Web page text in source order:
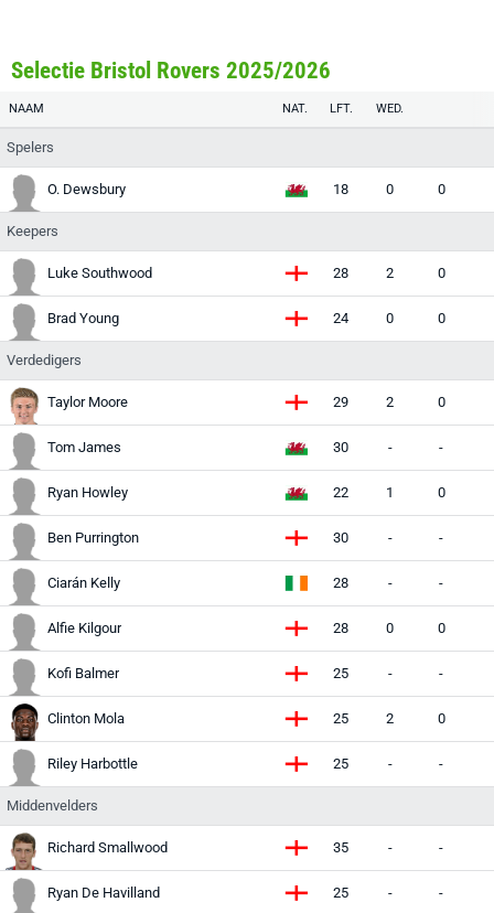
Selectie Bristol Rovers 2025/2026
NAAM NAT. LFT. WED.
Spelers
O. Dewsbury 18 0 0
Keepers
Luke Southwood 28 2 0
Brad Young 24 0 0
Verdedigers
Taylor Moore 29 2 0
Tom James 30 - -
Ryan Howley 22 1 0
Ben Purrington 30 - -
Ciarán Kelly 28 - -
Alfie Kilgour 28 0 0
Kofi Balmer 25 - -
Clinton Mola 25 2 0
Riley Harbottle 25 - -
Middenvelders
Richard Smallwood 35 - -
Ryan De Havilland 25 - -